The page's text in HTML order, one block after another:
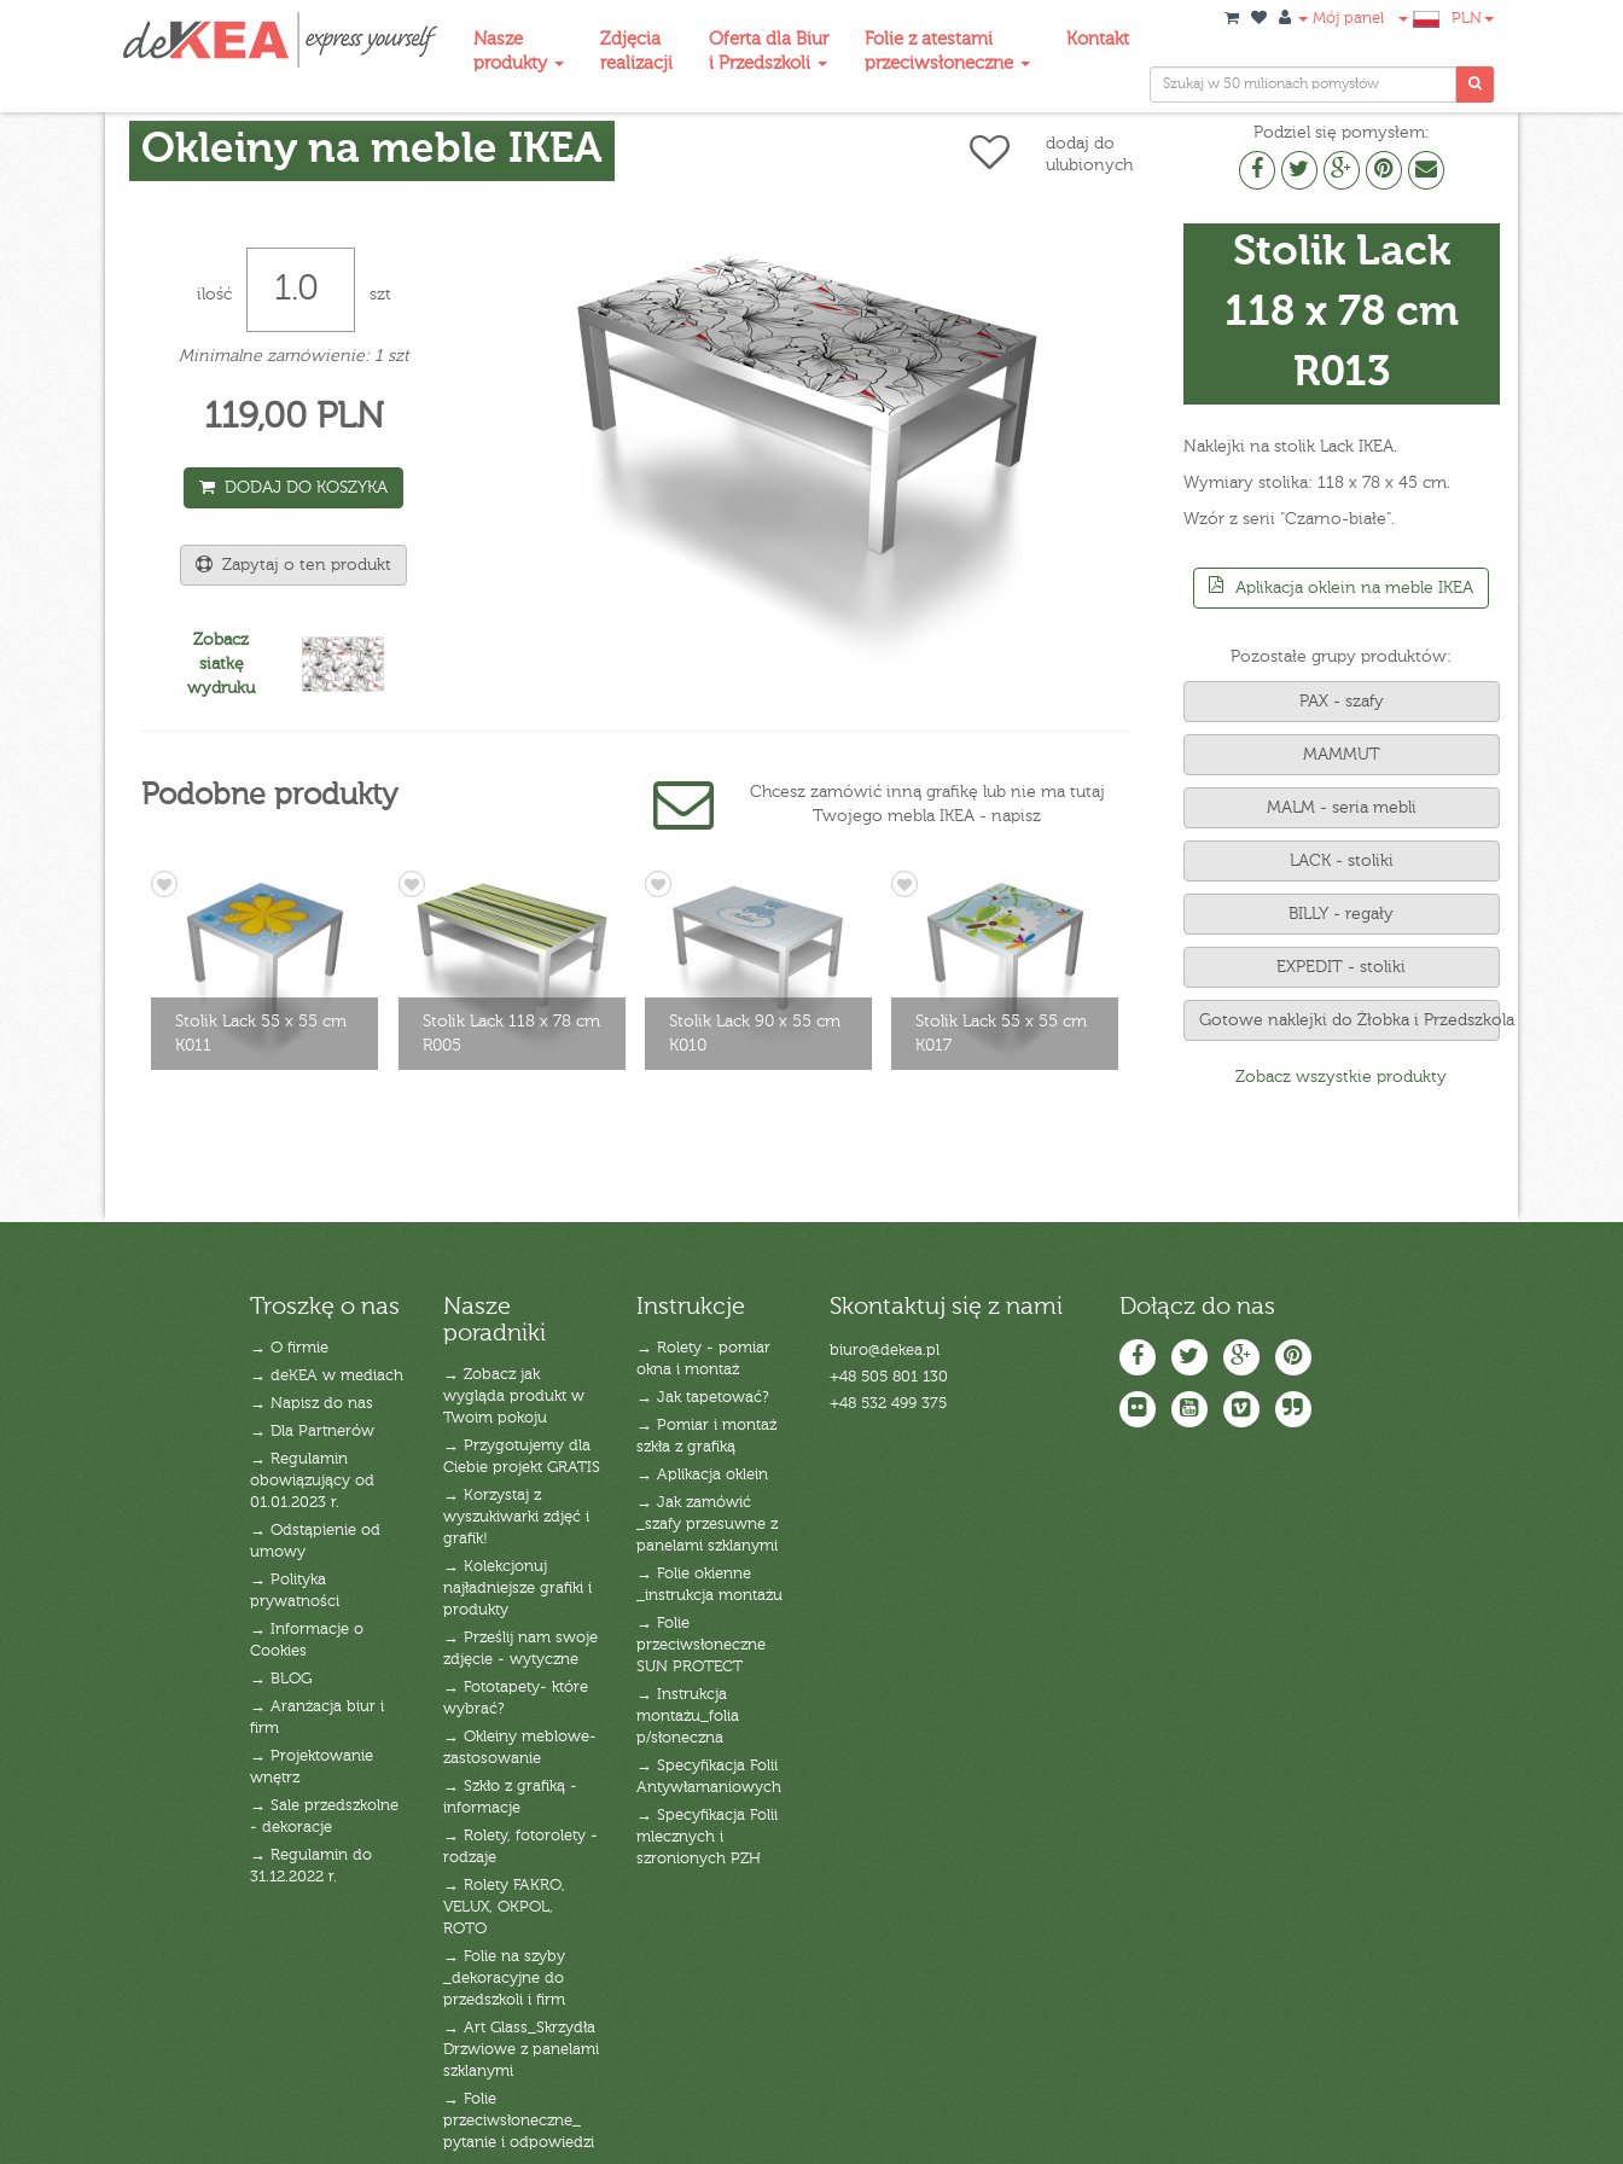
Nasze
produkty
Zdjęcia
realizacji
Oferta dla Biur
i Przedszkoli
Folie z atestami
przeciwsłoneczne
Kontakt
Mój panel PLN
Okleiny na meble IKEA
dodaj do
ulubionych
Podziel się pomysłem:
ilość szt
Minimalne zamówienie: 1 szt
119,00 PLN
DODAJ DO KOSZYKA
Zapytaj o ten produkt
Zobacz
siatkę
wydruku
Podobne produkty
Chcesz zamówić inną grafikę lub nie ma tutaj
Twojego mebla IKEA - napisz
Stolik Lack 55 x 55 cm
K011
Stolik Lack 118 x 78 cm
R005
Stolik Lack 90 x 55 cm
K010
Stolik Lack 55 x 55 cm
K017
Stolik Lack
118 x 78 cm
R013
Naklejki na stolik Lack IKEA.
Wymiary stolika: 118 x 78 x 45 cm.
Wzór z serii "Czarno-białe".
Aplikacja oklein na meble IKEA
Pozostałe grupy produktów:
PAX - szafy
MAMMUT
MALM - seria mebli
LACK - stoliki
BILLY - regały
EXPEDIT - stoliki
Gotowe naklejki do Żłobka i Przedszkola
Zobacz wszystkie produkty
Troszkę o nas
→ O firmie
→ deKEA w mediach
→ Napisz do nas
→ Dla Partnerów
→ Regulamin
obowiązujący od
01.01.2023 r.
→ Odstąpienie od
umowy
→ Polityka
prywatności
→ Informacje o
Cookies
→ BLOG
→ Aranżacja biur i
firm
→ Projektowanie
wnętrz
→ Sale przedszkolne
- dekoracje
→ Regulamin do
31.12.2022 r.
Nasze
poradniki
→ Zobacz jak
wygląda produkt w
Twoim pokoju
→ Przygotujemy dla
Ciebie projekt GRATIS
→ Korzystaj z
wyszukiwarki zdjęć i
grafik!
→ Kolekcjonuj
najładniejsze grafiki i
produkty
→ Prześlij nam swoje
zdjęcie - wytyczne
→ Fototapety- które
wybrać?
→ Okleiny meblowe-
zastosowanie
→ Szkło z grafiką -
informacje
→ Rolety, fotorolety -
rodzaje
→ Rolety FAKRO,
VELUX, OKPOL,
ROTO
→ Folie na szyby
_dekoracyjne do
przedszkoli i firm
→ Art Glass_Skrzydła
Drzwiowe z panelami
szklanymi
→ Folie
przeciwsłoneczne_
pytanie i odpowiedzi
Instrukcje
→ Rolety - pomiar
okna i montaż
→ Jak tapetować?
→ Pomiar i montaż
szkła z grafiką
→ Aplikacja oklein
→ Jak zamówić
_szafy przesuwne z
panelami szklanymi
→ Folie okienne
_instrukcja montażu
→ Folie
przeciwsłoneczne
SUN PROTECT
→ Instrukcja
montażu_folia
p/słoneczna
→ Specyfikacja Folii
Antywłamaniowych
→ Specyfikacja Folii
mlecznych i
szronionych PZH
Skontaktuj się z nami
biuro@dekea.pl
+48 505 801 130
+48 532 499 375
Dołącz do nas